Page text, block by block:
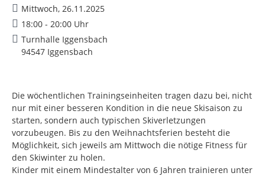
Mittwoch, 26.11.2025
18:00 - 20:00 Uhr
Turnhalle Iggensbach
94547 Iggensbach
Die wöchentlichen Trainingseinheiten tragen dazu bei, nicht
nur mit einer besseren Kondition in die neue Skisaison zu
starten, sondern auch typischen Skiverletzungen
vorzubeugen. Bis zu den Weihnachtsferien besteht die
Möglichkeit, sich jeweils am Mittwoch die nötige Fitness für
den Skiwinter zu holen.
Kinder mit einem Mindestalter von 6 Jahren trainieren unter